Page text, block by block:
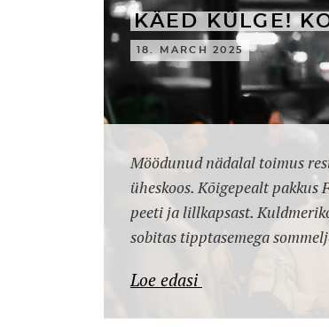
KÄED KÜLGE!
18. MARCH 2025
Möödunud nädalal toimus
üheskoos. Kõigepealt
peeti ja lillkapsast.
sobitas tipptasemega
Loe edasi